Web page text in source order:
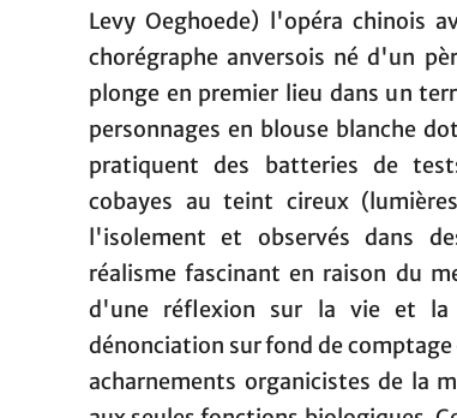
Levy Oeghoede) l'opéra chinois
chorégraphe anversois né d'un
plonge en premier lieu dans un
personnages en blouse blanche
pratiquent des batteries de
cobayes au teint cireux
l'isolement et observés dans
réalisme fascinant en raison du
d'une réflexion sur la vie et la
dénonciation sur fond de
acharnements organicistes de la